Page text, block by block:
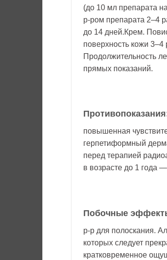
(до 10 мл препарата
р-ром препарата 2–4
до 14 дней.Крем.
поверхность кожи
Продолжительность
прямых показаний.
повышенная
герпетиформный
перед терапией
в возрасте до 1 года
Побочные
р-р для полоскания.
которых следует
кратковременное